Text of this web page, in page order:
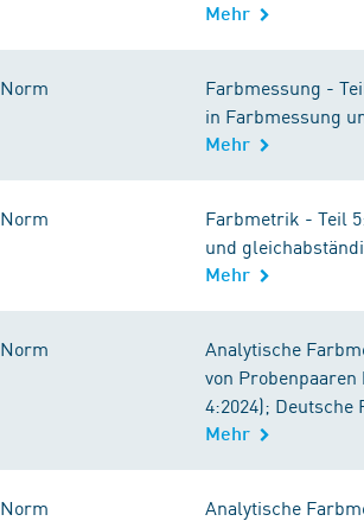
Mehr
Norm
Farbmessung -
in Farbmessung
Mehr
Norm
Farbmetrik - Teil
und
Mehr
Norm
Analytische
von
4:2024); Deutsche
Mehr
Norm
Analytische